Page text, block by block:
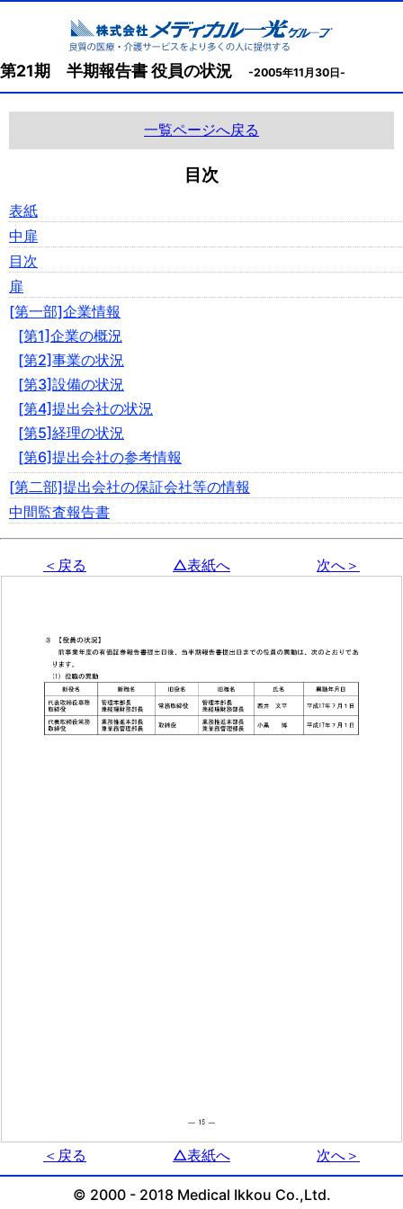
第21期 半期報告書 役員の状況 -2005年11月30日-
一覧ページへ戻る
目次
表紙
中扉
目次
扉
[第一部]企業情報
[第1]企業の概況
[第2]事業の状況
[第3]設備の状況
[第4]提出会社の状況
[第5]経理の状況
[第6]提出会社の参考情報
[第二部]提出会社の保証会社等の情報
中間監査報告書
＜戻る △表紙へ 次へ＞
＜戻る △表紙へ 次へ＞
© 2000 - 2018 Medical Ikkou Co.,Ltd.